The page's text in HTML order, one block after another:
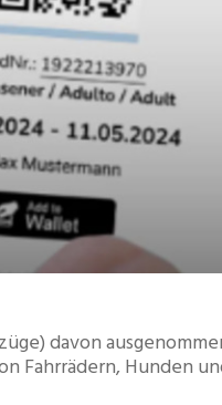
davon
Fahrrädern, Hunden